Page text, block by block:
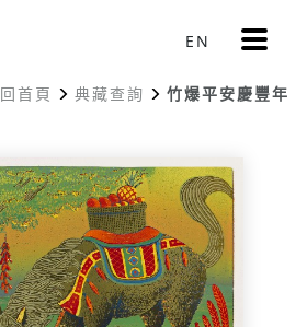
EN 更
多
單
回首頁 典藏查詢 竹爆平安慶豐年